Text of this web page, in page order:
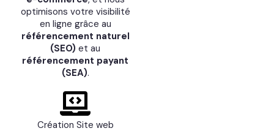
optimisons votre visibilité
en ligne grâce au
référencement naturel
(SEO) et au
référencement payant
(SEA).
Création Site web